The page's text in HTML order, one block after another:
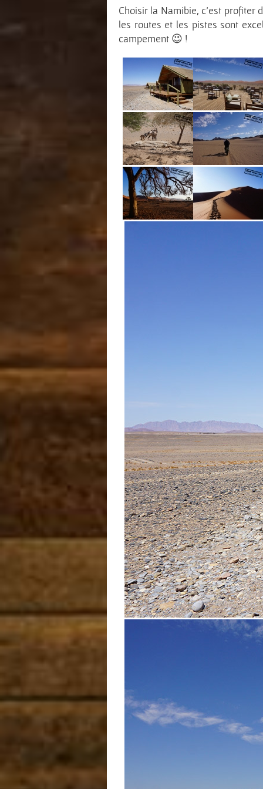
Choisir la Namibie, c’est profiter
les routes et les pistes sont
campement 😉 !